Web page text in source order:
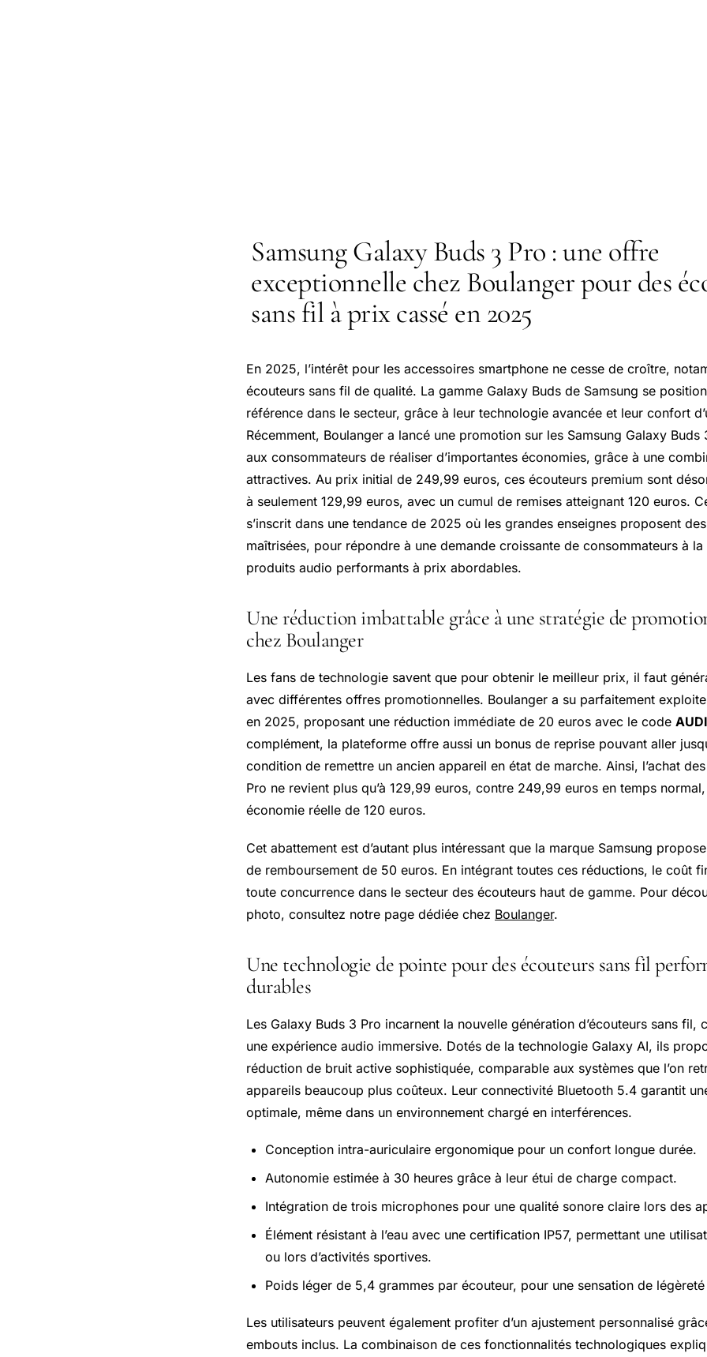
Samsung Galaxy Buds 3 Pro : une offre
exceptionnelle chez Boulanger pour des
sans fil à prix cassé en 2025
En 2025, l’intérêt pour les accessoires smartphone ne cesse de croître,
écouteurs sans fil de qualité. La gamme Galaxy Buds de Samsung se
référence dans le secteur, grâce à leur technologie avancée et leur confort
Récemment, Boulanger a lancé une promotion sur les Samsung Galaxy Buds
aux consommateurs de réaliser d’importantes économies, grâce à une
attractives. Au prix initial de 249,99 euros, ces écouteurs premium sont
à seulement 129,99 euros, avec un cumul de remises atteignant 120 euros.
s’inscrit dans une tendance de 2025 où les grandes enseignes proposent
maîtrisées, pour répondre à une demande croissante de consommateurs à
produits audio performants à prix abordables.
Une réduction imbattable grâce à une stratégie de
chez Boulanger
Les fans de technologie savent que pour obtenir le meilleur prix, il faut
avec différentes offres promotionnelles. Boulanger a su parfaitement
en 2025, proposant une réduction immédiate de 20 euros avec le code
complément, la plateforme offre aussi un bonus de reprise pouvant aller
condition de remettre un ancien appareil en état de marche. Ainsi, l’achat
Pro ne revient plus qu’à 129,99 euros, contre 249,99 euros en temps
économie réelle de 120 euros.
Cet abattement est d’autant plus intéressant que la marque Samsung
de remboursement de 50 euros. En intégrant toutes ces réductions, le coût
toute concurrence dans le secteur des écouteurs haut de gamme. Pour
photo, consultez notre page dédiée chez Boulanger.
Une technologie de pointe pour des écouteurs sans fil
durables
Les Galaxy Buds 3 Pro incarnent la nouvelle génération d’écouteurs sans fil,
une expérience audio immersive. Dotés de la technologie Galaxy AI, ils
réduction de bruit active sophistiquée, comparable aux systèmes que l’on
appareils beaucoup plus coûteux. Leur connectivité Bluetooth 5.4 garantit
optimale, même dans un environnement chargé en interférences.
Conception intra-auriculaire ergonomique pour un confort longue durée.
Autonomie estimée à 30 heures grâce à leur étui de charge compact.
Intégration de trois microphones pour une qualité sonore claire lors des
Élément résistant à l’eau avec une certification IP57, permettant une
ou lors d’activités sportives.
Poids léger de 5,4 grammes par écouteur, pour une sensation de
Les utilisateurs peuvent également profiter d’un ajustement personnalisé
embouts inclus. La combinaison de ces fonctionnalités technologiques